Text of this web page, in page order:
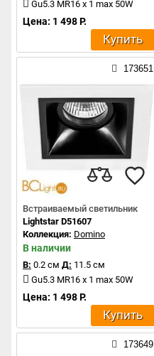
Gu5.3 MR16 x 1 max 50W
Цена: 1 498 Р.
Купить
173651
Встраиваемый светильник
Lightstar D51607
Коллекция: Domino
В наличии
В: 0.2 см Д: 11.5 см
Gu5.3 MR16 x 1 max 50W
Цена: 1 498 Р.
Купить
173649